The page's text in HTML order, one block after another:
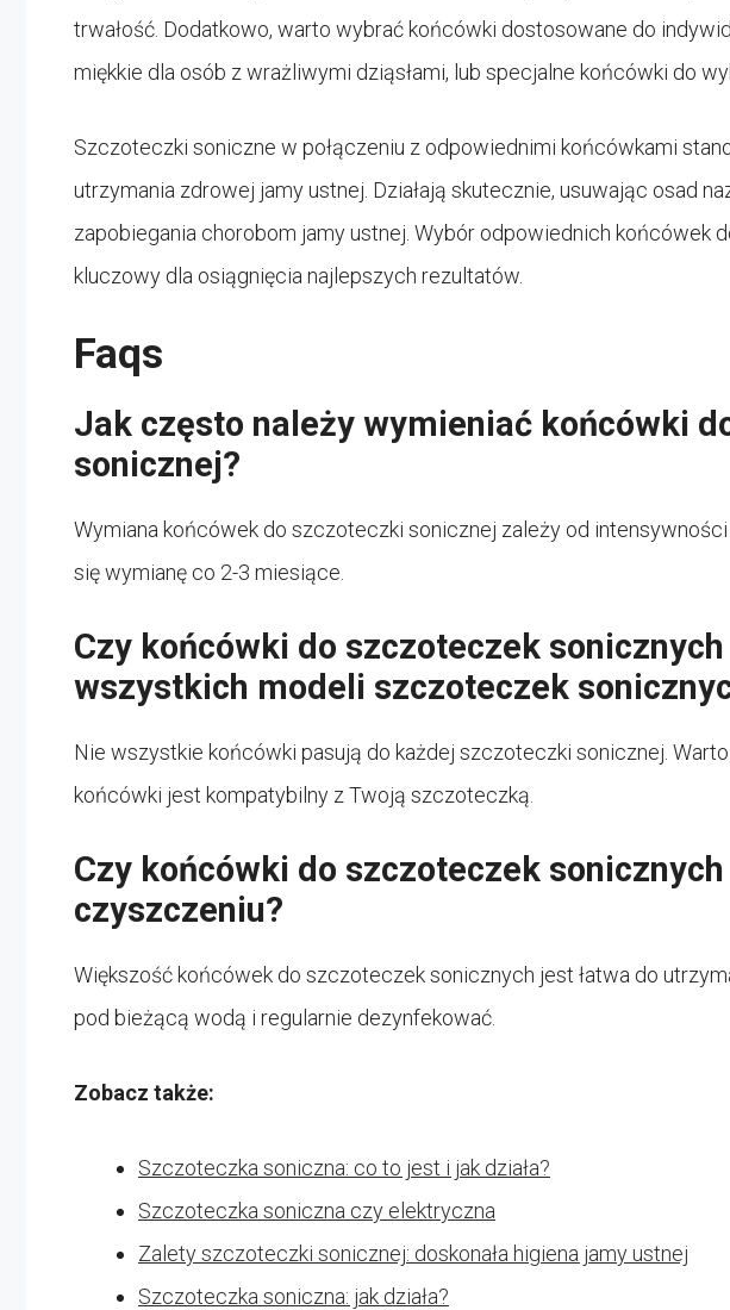
trwałość. Dodatkowo, warto wybrać końcówki dostosowane do
miękkie dla osób z wrażliwymi dziąsłami, lub specjalne końcówki do
Szczoteczki soniczne w połączeniu z odpowiednimi końcówkami
utrzymania zdrowej jamy ustnej. Działają skutecznie, usuwając osad
zapobiegania chorobom jamy ustnej. Wybór odpowiednich końcówek
kluczowy dla osiągnięcia najlepszych rezultatów.
Faqs
Jak często należy wymieniać końcówki
sonicznej?
Wymiana końcówek do szczoteczki sonicznej zależy od
się wymianę co 2-3 miesiące.
Czy końcówki do szczoteczek
wszystkich modeli szczoteczek
Nie wszystkie końcówki pasują do każdej szczoteczki sonicznej.
końcówki jest kompatybilny z Twoją szczoteczką.
Czy końcówki do szczoteczek
czyszczeniu?
Większość końcówek do szczoteczek sonicznych jest łatwa do
pod bieżącą wodą i regularnie dezynfekować.
Zobacz także:
Szczoteczka soniczna: co to jest i jak działa?
Szczoteczka soniczna czy elektryczna
Zalety szczoteczki sonicznej: doskonała higiena jamy ustnej
Szczoteczka soniczna: jak działa?